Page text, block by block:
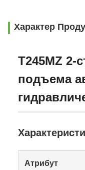
Характер
T245MZ 2-
подъема
Атрибут